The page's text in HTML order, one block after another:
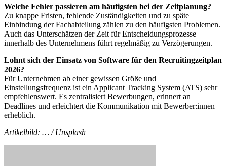
Welche Fehler passieren am häufigsten bei der Zeitplanung?
Zu knappe Fristen, fehlende Zuständigkeiten und zu späte
Einbindung der Fachabteilung zählen zu den häufigsten Problemen.
Auch das Unterschätzen der Zeit für Entscheidungsprozesse
innerhalb des Unternehmens führt regelmäßig zu Verzögerungen.
Lohnt sich der Einsatz von Software für den Recruitingzeitplan
2026?
Für Unternehmen ab einer gewissen Größe und
Einstellungsfrequenz ist ein Applicant Tracking System (ATS) sehr
empfehlenswert. Es zentralisiert Bewerbungen, erinnert an
Deadlines und erleichtert die Kommunikation mit Bewerber:innen
erheblich.
Artikelbild: … / Unsplash